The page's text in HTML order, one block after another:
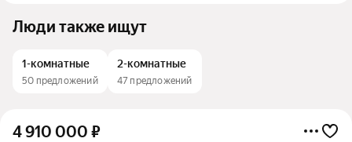
Люди также ищут
1-комнатные
50 предложений
2-комнатные
47 предложений
4 910 000 ₽